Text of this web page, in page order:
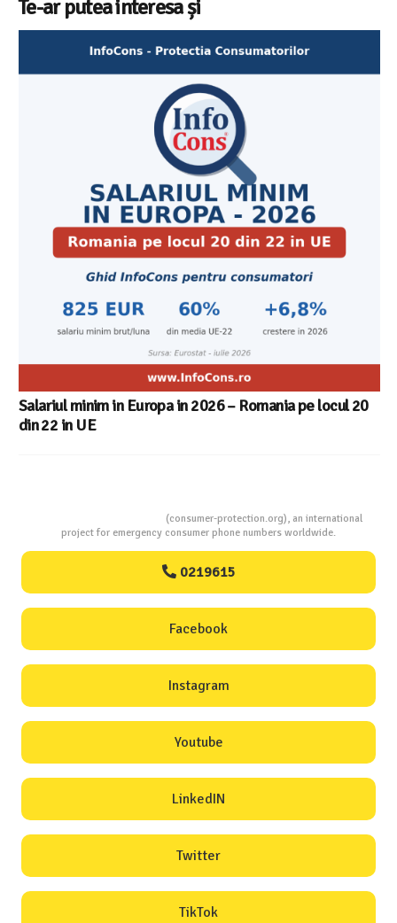
Te-ar putea interesa și
Cele mai bune masini de spalat vase independente cu
Aplicatia InfoCons
(consumer-protection.org), an international
project for emergency consumer phone numbers worldwide.
0219615
Facebook
Instagram
Youtube
LinkedIN
Twitter
TikTok